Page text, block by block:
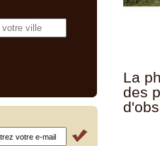
La
des